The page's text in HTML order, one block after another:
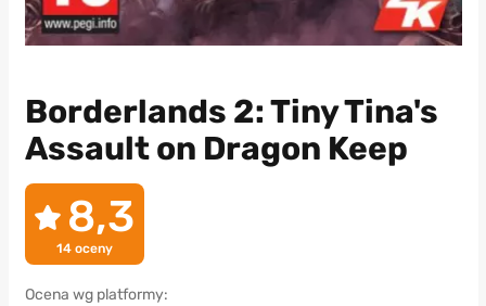
Borderlands 2: Tiny Tina's
Assault on Dragon Keep
8,3
14oceny
Ocena wg platformy: